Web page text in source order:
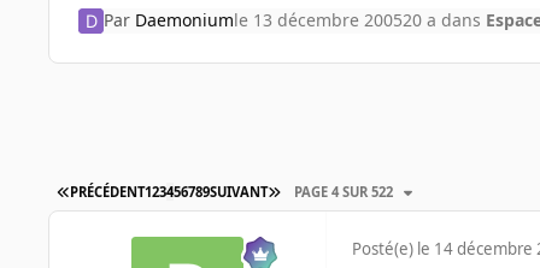
Par Daemoniumle 13 décembre 200520 a dans
PRÉCÉDENT123456789SUIVANT PAGE 4 SUR 522
Posté(e) le 14 décembre